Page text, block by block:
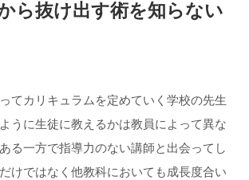
ら抜け出す術を知らない
てカリキュラムを定めていく学校の先生
うに生徒に教えるかは教員によって異な
る一方で指導力のない講師と出会ってし
けではなく他教科においても成長度合い